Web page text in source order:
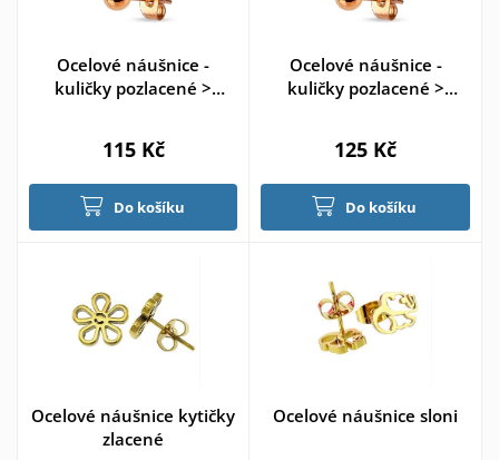
Ocelové náušnice -
kuličky pozlacené >
115 Kč
Do košíku
Ocelové náušnice -
kuličky pozlacené >
125 Kč
Do košíku
Ocelové náušnice kytičky
zlacené
Ocelové náušnice sloni